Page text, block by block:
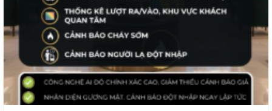
Tenli AI Box cho An toàn Hồ cá koi – Giải pháp Trí Tuệ Nhân
Tạo – Giúp Quản lý – An Toàn
Có hàng Đọc tiếp